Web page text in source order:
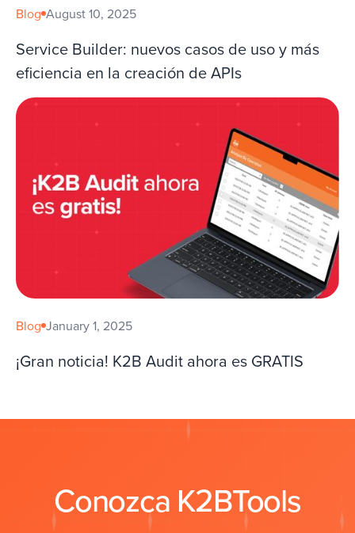
Blog August 10, 2025
Service Builder: nuevos casos de uso y más
eficiencia en la creación de APIs
Blog January 1, 2025
¡Gran noticia! K2B Audit ahora es GRATIS
Conozca K2BTools